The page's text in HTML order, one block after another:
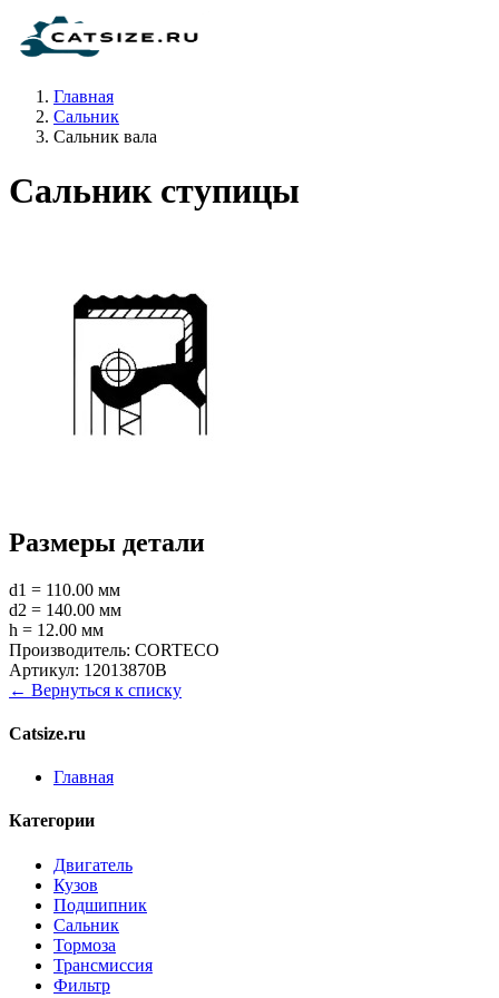
Главная
Сальник
Сальник вала
Сальник ступицы
Размеры детали
d1 = 110.00 мм
d2 = 140.00 мм
h = 12.00 мм
Производитель: CORTECO
Артикул: 12013870B
← Вернуться к списку
Catsize.ru
Главная
Категории
Двигатель
Кузов
Подшипник
Сальник
Тормоза
Трансмиссия
Фильтр